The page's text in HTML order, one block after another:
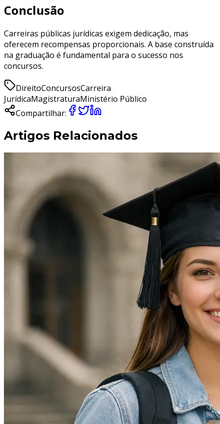
Conclusão
Carreiras públicas jurídicas exigem dedicação, mas
oferecem recompensas proporcionais. A base construída
na graduação é fundamental para o sucesso nos
concursos.
DireitoConcursosCarreira
JurídicaMagistraturaMinistério Público
Compartilhar:
Artigos Relacionados